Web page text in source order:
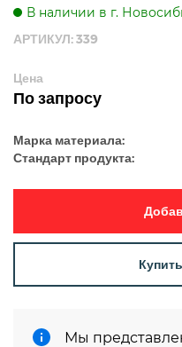
В наличии в г.
АРТИКУЛ: 339
Цена
По запросу
Марка материала:
Стандарт продукта:
Мы